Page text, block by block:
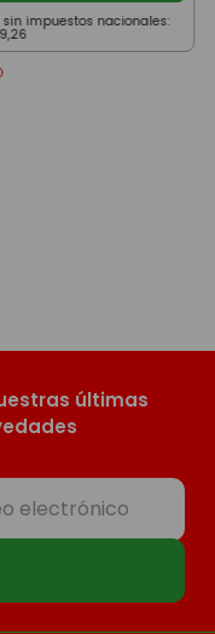
sin impuestos nacionales:
,26
últimas